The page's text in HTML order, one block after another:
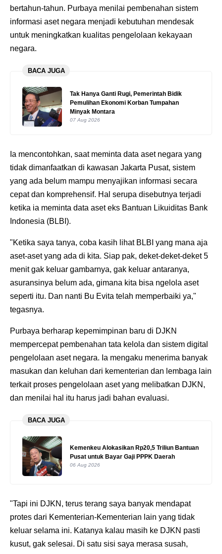
bertahun-tahun. Purbaya menilai pembenahan sistem
informasi aset negara menjadi kebutuhan mendesak
untuk meningkatkan kualitas pengelolaan kekayaan
negara.
BACA JUGA
Tak Hanya Ganti Rugi, Pemerintah Bidik
Pemulihan Ekonomi Korban Tumpahan
Minyak Montara
07 Aug 2026
Ia mencontohkan, saat meminta data aset negara yang
tidak dimanfaatkan di kawasan Jakarta Pusat, sistem
yang ada belum mampu menyajikan informasi secara
cepat dan komprehensif. Hal serupa disebutnya terjadi
ketika ia meminta data aset eks Bantuan Likuiditas Bank
Indonesia (BLBI).
"Ketika saya tanya, coba kasih lihat BLBI yang mana aja
aset-aset yang ada di kita. Siap pak, deket-deket-deket 5
menit gak keluar gambarnya, gak keluar antaranya,
asuransinya belum ada, gimana kita bisa ngelola aset
seperti itu. Dan nanti Bu Evita telah memperbaiki ya,"
tegasnya.
Purbaya berharap kepemimpinan baru di DJKN
mempercepat pembenahan tata kelola dan sistem digital
pengelolaan aset negara. Ia mengaku menerima banyak
masukan dan keluhan dari kementerian dan lembaga lain
terkait proses pengelolaan aset yang melibatkan DJKN,
dan menilai hal itu harus jadi bahan evaluasi.
BACA JUGA
Kemenkeu Alokasikan Rp20,5 Triliun Bantuan
Pusat untuk Bayar Gaji PPPK Daerah
06 Aug 2026
"Tapi ini DJKN, terus terang saya banyak mendapat
protes dari Kementerian-Kementerian lain yang tidak
keluar selama ini. Katanya kalau masih ke DJKN pasti
kusut, gak selesai. Di satu sisi saya merasa susah,